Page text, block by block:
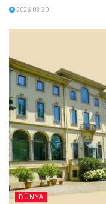
2026-03-30
DÜNYA